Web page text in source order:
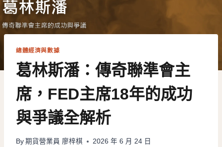
總體經濟與數據
葛林斯潘：傳奇聯準會主
席，FED主席18年的成功
與爭議全解析
By 期貨營業員 廖梓棋 2026 年 6 月 24 日